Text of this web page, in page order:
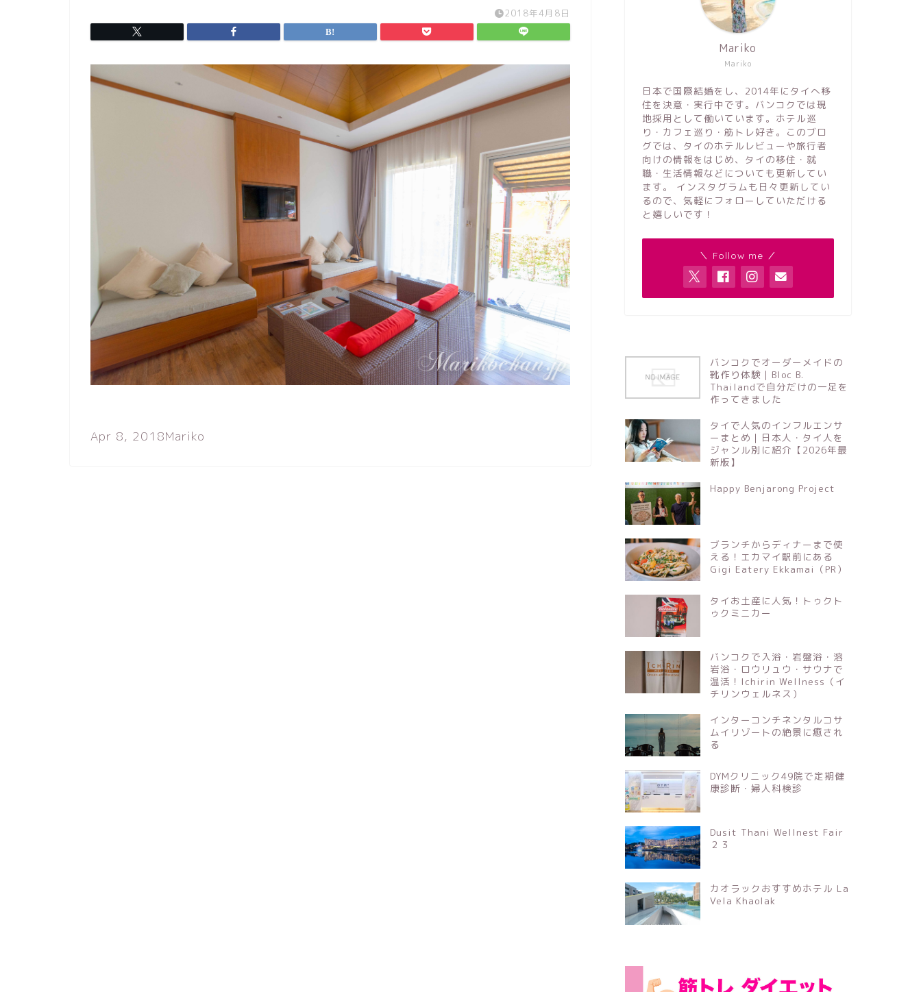
2018年4月8日
Apr 8, 2018Mariko
Mariko
Mariko
日本で国際結婚をし、2014年にタイへ移
住を決意・実行中です。バンコクでは現
地採用として働いています。ホテル巡
り・カフェ巡り・筋トレ好き。このブロ
グでは、タイのホテルレビューや旅行者
向けの情報をはじめ、タイの移住・就
職・生活情報などについても更新してい
ます。 インスタグラムも日々更新してい
るので、気軽にフォローしていただける
と嬉しいです！
＼ Follow me ／
バンコクでオーダーメイドの
靴作り体験｜Bloc B.
Thailandで自分だけの一足を
作ってきました
タイで人気のインフルエンサ
ーまとめ｜日本人・タイ人を
ジャンル別に紹介【2026年最
新版】
Happy Benjarong Project
ブランチからディナーまで使
える！エカマイ駅前にある
Gigi Eatery Ekkamai（PR）
タイお土産に人気！トゥクト
ゥクミニカー
バンコクで入浴・岩盤浴・溶
岩浴・ロウリュウ・サウナで
温活！Ichirin Wellness（イ
チリンウェルネス）
インターコンチネンタルコサ
ムイリゾートの絶景に癒され
る
DYMクリニック49院で定期健
康診断・婦人科検診
Dusit Thani Wellnest Fair
２３
カオラックおすすめホテル La
Vela Khaolak